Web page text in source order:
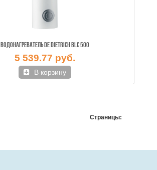
ВОДОНАГРЕВАТЕЛЬ DE DIETRICH BLC 500
5 539.77 руб.
В корзину
Страницы: